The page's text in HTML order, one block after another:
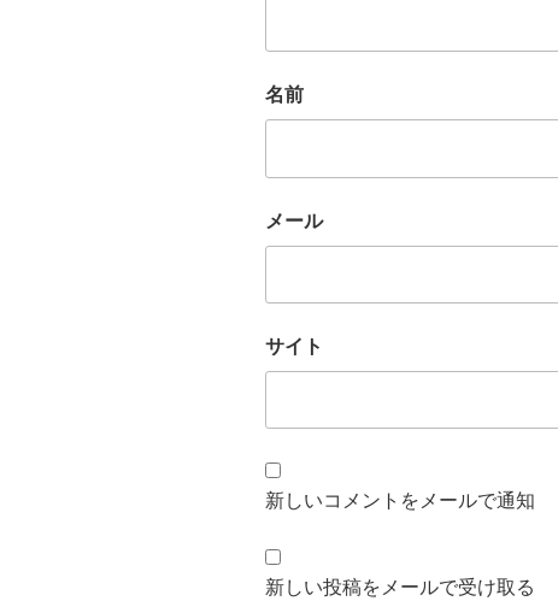
名前
メール
サイト
新しいコメントをメールで通知
新しい投稿をメールで受け取る